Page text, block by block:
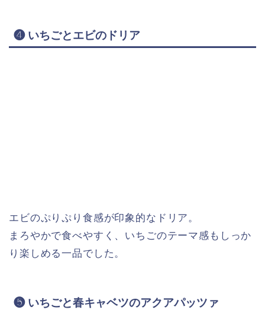
❹ いちごとエビのドリア
エビのぷりぷり食感が印象的なドリア。
まろやかで食べやすく、いちごのテーマ感もしっか
り楽しめる一品でした。
❺ いちごと春キャベツのアクアパッツァ